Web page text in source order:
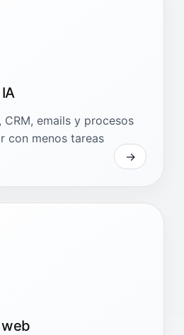
emails y procesos
con menos tareas